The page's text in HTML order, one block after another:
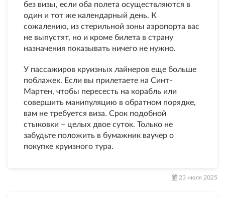
без визы, если оба полета осуществляются в
один и тот же календарный день. К
сожалению, из стерильной зоны аэропорта вас
не выпустят, но и кроме билета в страну
назначения показывать ничего не нужно.
У пассажиров круизных лайнеров еще больше
поблажек. Если вы прилетаете на Синт-
Мартен, чтобы пересесть на корабль или
совершить манипуляцию в обратном порядке,
вам не требуется виза. Срок подобной
стыковки – целых двое суток. Только не
забудьте положить в бумажник ваучер о
покупке круизного тура.
23 июля 2025